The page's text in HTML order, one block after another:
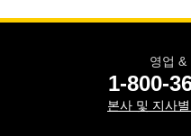
영업 &
1-800-
본사 및 지사